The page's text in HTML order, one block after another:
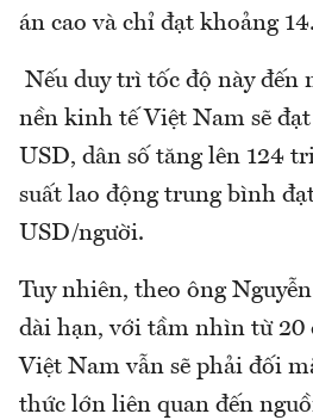
án cao và chỉ đạt khoảng
Nếu duy trì tốc độ này đến
nền kinh tế Việt Nam sẽ
USD, dân số tăng lên 124
suất lao động trung bình
USD/người.
Tuy nhiên, theo ông
dài hạn, với tầm nhìn từ 20
Việt Nam vẫn sẽ phải đối
thức lớn liên quan đến